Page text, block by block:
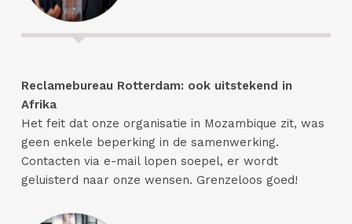
Reclamebureau Rotterdam: ook uitstekend in
Afrika
Het feit dat onze organisatie in Mozambique zit, was
geen enkele beperking in de samenwerking.
Contacten via e-mail lopen soepel, er wordt
geluisterd naar onze wensen. Grenzeloos goed!